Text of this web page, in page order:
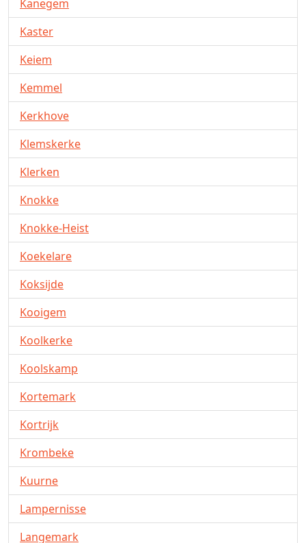
Kanegem
Kaster
Keiem
Kemmel
Kerkhove
Klemskerke
Klerken
Knokke
Knokke-Heist
Koekelare
Koksijde
Kooigem
Koolkerke
Koolskamp
Kortemark
Kortrijk
Krombeke
Kuurne
Lampernisse
Langemark